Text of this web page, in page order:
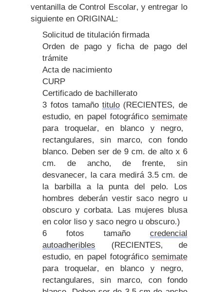
ventanilla de Control Escolar, y entregar lo
siguiente en ORIGINAL:
Solicitud de titulación firmada
Orden de pago y ficha de pago del
trámite
Acta de nacimiento
CURP
Certificado de bachillerato
3 fotos tamañotitulo (RECIENTES, de
estudio, en papel fotográfico semimate
para troquelar, en blanco y negro,
rectangulares, sin marco, con fondo
blanco. Deben ser de 9 cm. de alto x 6
cm. de ancho, de frente, sin
desvanecer, la cara medirá 3.5 cm. de
la barbilla a la punta del pelo. Los
hombres deberán vestir saco negro u
obscuro y corbata. Las mujeres blusa
en color liso y saco negro u obscuro.)
6 fotos tamaño credencial
autoadheribles (RECIENTES, de
estudio, en papel fotográfico semimate
para troquelar, en blanco y negro,
rectangulares, sin marco, con fondo